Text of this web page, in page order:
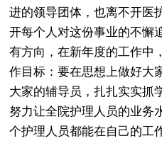
进的领导团体，也离不开医
开每个人对这份事业的不懈
有方向，在新年度的工作中
作目标：要在思想上做好大
大家的辅导员，扎扎实实抓
努力让全院护理人员的业务
个护理人员都能在自己的工